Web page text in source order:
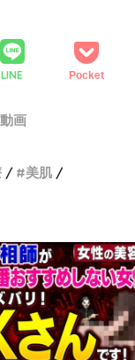
LINE Pocket
画
美肌